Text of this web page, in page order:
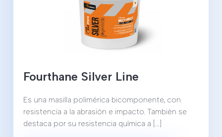
Fourthane Silver Line
Es una masilla polimérica bicomponente, con
resistencia a la abrasión e impacto. También se
destaca por su resistencia química a [...]